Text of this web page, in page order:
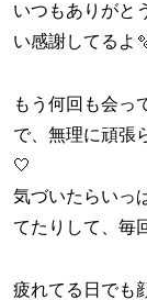
いつもありがと
い感謝してるよ
もう何回も会っ
で、無理に頑張
🤍
気づいたらいっ
てたりして、毎
疲れてる日でも